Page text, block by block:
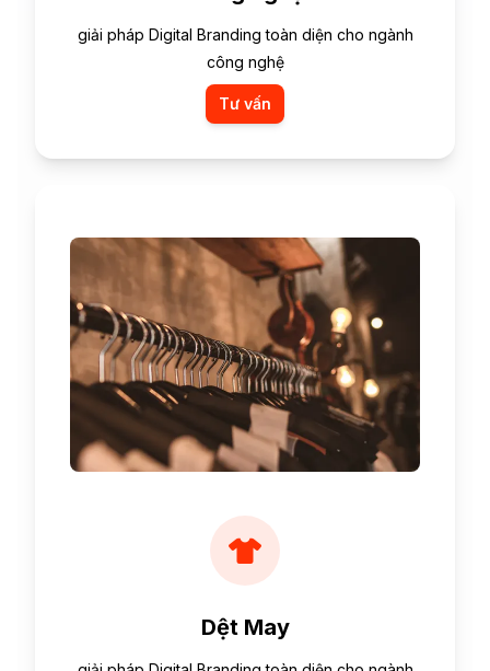
giải pháp Digital Branding toàn diện cho ngành
công nghệ
Tư vấn
Dệt May